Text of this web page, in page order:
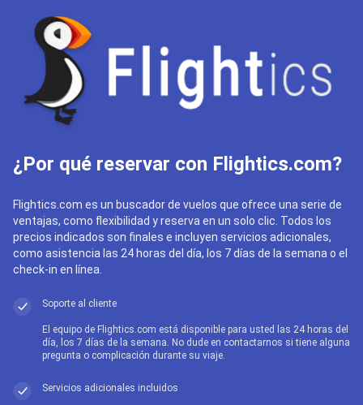
¿Por qué reservar con Flightics.com?
Flightics.com es un buscador de vuelos que ofrece una serie de
ventajas, como flexibilidad y reserva en un solo clic. Todos los
precios indicados son finales e incluyen servicios adicionales,
como asistencia las 24 horas del día, los 7 días de la semana o el
check-in en línea.
Soporte al cliente
El equipo de Flightics.com está disponible para usted las 24 horas del
día, los 7 días de la semana. No dude en contactarnos si tiene alguna
pregunta o complicación durante su viaje.
Servicios adicionales incluidos